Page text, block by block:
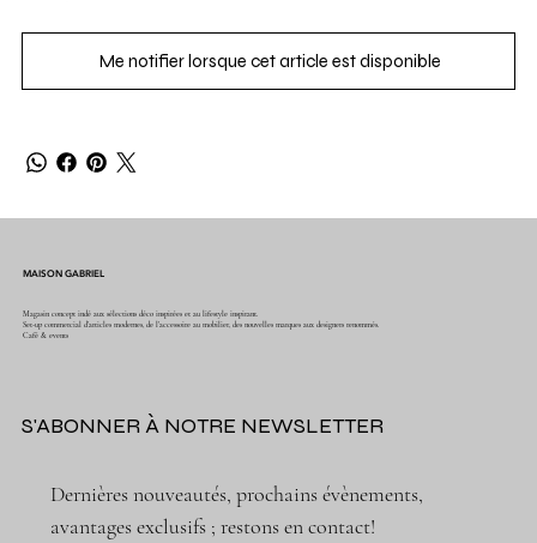
Me notifier lorsque cet article est disponible
MAISON GABRIEL
Magasin concept indé aux sélections déco inspirées et au lifestyle inspirant.
Set-up commercial d'articles modernes, de l'accessoire au mobilier, des nouvelles marques aux designers renommés.
Café & events
S'ABONNER À NOTRE NEWSLETTER
Dernières nouveautés, prochains évènements,
avantages exclusifs ; restons en contact!